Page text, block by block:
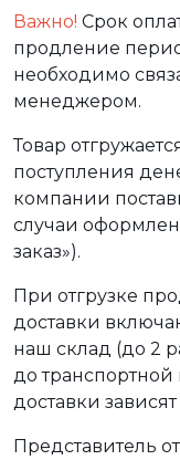
Важно! Срок
продление
необходимо
менеджером.
Товар
поступления
компании
случаи
заказ»).
При отгрузке
доставки
наш склад (до 2
до
доставки
Представитель